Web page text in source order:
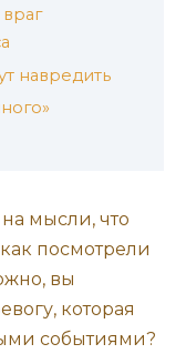
навредить
мысли, что
посмотрели
вы
которая
событиями?